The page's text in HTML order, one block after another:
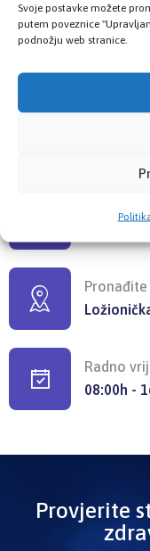
Svoje postavke možete
putem poveznice
podnožju web stranice.
KONTAKT
Pozovite
+387 33
Pronađite
Radno
08:00h -
Provjerite